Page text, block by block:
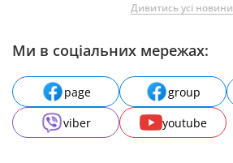
Дивитись усі новини
Ми в соціальних мережах:
page group
viber
youtube